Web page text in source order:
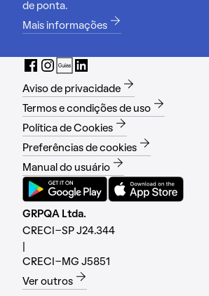
de ponta.
Mais informações
Aviso de privacidade
Termos e condições de uso
Política de Cookies
Preferências de cookies
Manual do usuário
GRPQA Ltda.
CRECI-SP J24.344
CRECI-MG J5851
Ver outros